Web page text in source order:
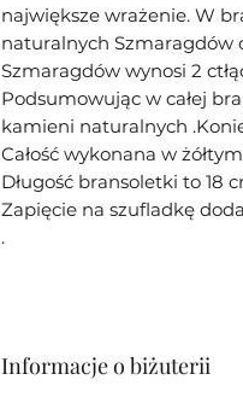
największe wrażenie. W
naturalnych Szmaragdów
Szmaragdów wynosi 2
Podsumowując w całej
kamieni naturalnych
Całość wykonana w
Długość bransoletki to 18
Zapięcie na szufladkę
.
Informacje o biżuterii